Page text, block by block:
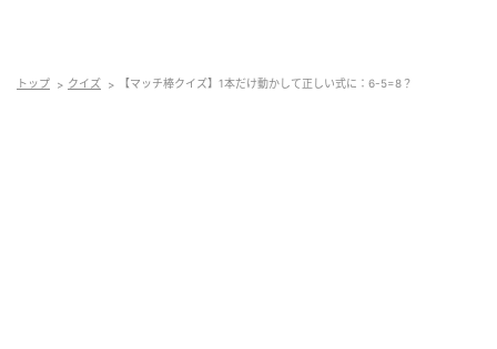
答えの「8」からマッチ棒を1本取って「0」にし、そ
トップ クイズ 【マッチ棒クイズ】1本だけ動かして正しい式に：6-5=8？